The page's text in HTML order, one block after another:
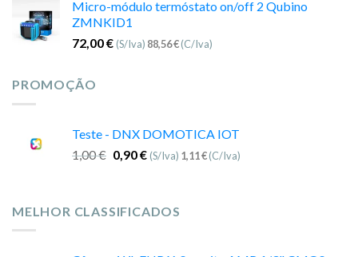
Micro-módulo termóstato on/off 2 Qubino
ZMNKID1
72,00€ (S/Iva) 88,56€(C/Iva)
PROMOÇÃO
Teste - DNX DOMOTICA IOT
1,00€ 0,90€ (S/Iva) 1,11€(C/Iva)
MELHOR CLASSIFICADOS